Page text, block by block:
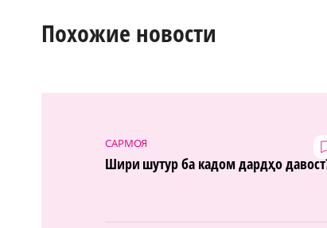
Похожие новости
САРМОЯ
Шири шутур ба кадом дардҳо